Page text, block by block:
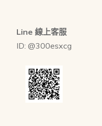
Line 線上客服
ID: @300esxcg